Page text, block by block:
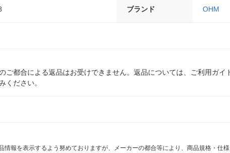
ブランド OHM
ご都合による返品はお受けできません。返品については、ご利用ガ
ください。
情報を表示するよう努めておりますが、メーカーの都合等により、商品規格・仕